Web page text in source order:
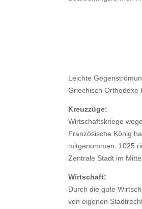
Leichte
Griechisch Orthodoxe
Kreuzzüge:
Wirtschaftskriege
Französische König
mitgenommen. 1025
Zentrale Stadt im
Wirtschaft:
Durch die gute
von eigenen